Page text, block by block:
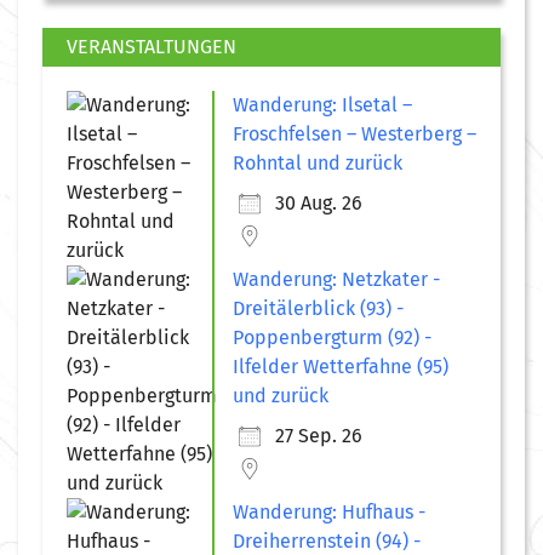
VERANSTALTUNGEN
Wanderung: Ilsetal –
Froschfelsen – Westerberg –
Rohntal und zurück
30 Aug. 26
Wanderung: Netzkater -
Dreitälerblick (93) -
Poppenbergturm (92) -
Ilfelder Wetterfahne (95)
und zurück
27 Sep. 26
Wanderung: Hufhaus -
Dreiherrenstein (94) -